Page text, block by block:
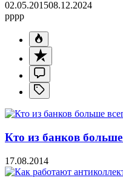
02.05.201508.12.2024
pppp
Кто из банков
17.08.2014